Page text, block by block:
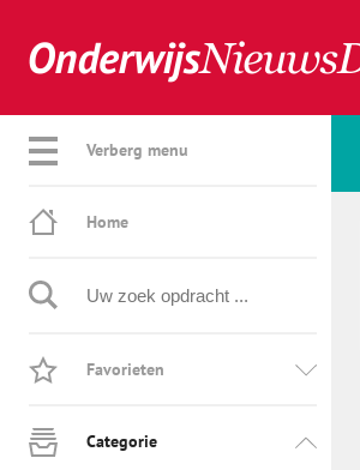
Verberg menu
Home
Favorieten
Categorie